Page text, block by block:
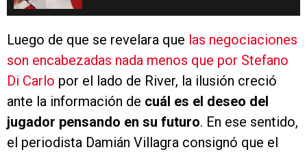
Luego de que se revelara que las negociaciones
son encabezadas nada menos que por Stefano
Di Carlo por el lado de River, la ilusión creció
ante la información de cuál es el deseo del
jugador pensando en su futuro. En ese sentido,
el periodista Damián Villagra consignó que el